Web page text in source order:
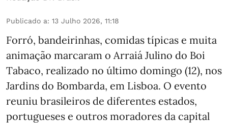
Publicado a: 13 Julho 2026, 11:18
Forró, bandeirinhas, comidas típicas e muita
animação marcaram o Arraiá Julino do Boi
Tabaco, realizado no último domingo (12), nos
Jardins do Bombarda, em Lisboa. O evento
reuniu brasileiros de diferentes estados,
portugueses e outros moradores da capital